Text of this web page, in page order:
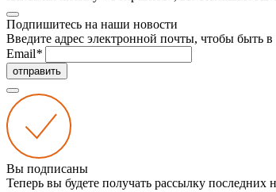
Подпишитесь на наши новости
Введите адрес электронной почты, чтобы быть в
Email*
отправить
Вы подписаны
Теперь вы будете получать рассылку последних